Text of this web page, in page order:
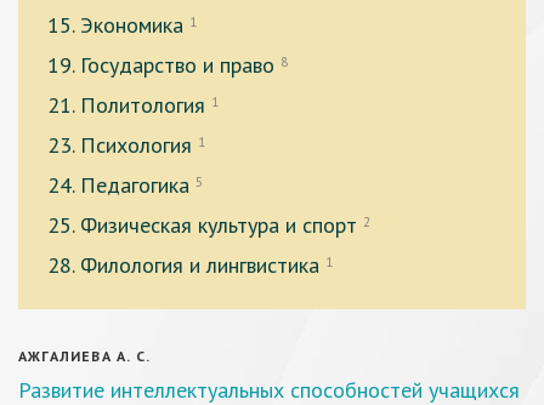
15. Экономика 1
19. Государство и право 8
21. Политология 1
23. Психология 1
24. Педагогика 5
25. Физическая культура и спорт 2
28. Филология и лингвистика 1
АЖГАЛИЕВА А. С.
Развитие интеллектуальных способностей учащихся